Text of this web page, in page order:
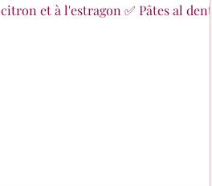
citron et à l'estragon ✅ Pâtes al dente